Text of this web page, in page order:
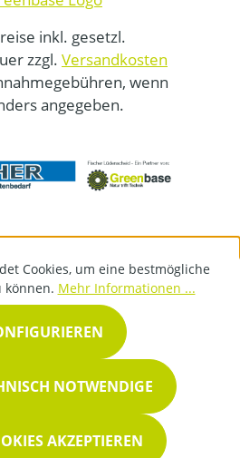
inkl. gesetzl.
zzgl. Versandkosten
wenn
angegeben.
Cookies, um eine bestmögliche
können. Mehr Informationen ...
NOTWENDIGE
AKZEPTIEREN